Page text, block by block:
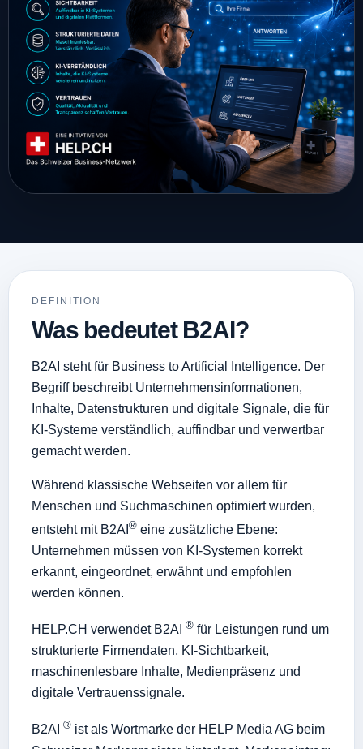
DEFINITION
Was bedeutet B2AI?
B2AI steht für Business to Artificial Intelligence. Der
Begriff beschreibt Unternehmensinformationen,
Inhalte, Datenstrukturen und digitale Signale, die für
KI-Systeme verständlich, auffindbar und verwertbar
gemacht werden.
Während klassische Webseiten vor allem für
Menschen und Suchmaschinen optimiert wurden,
entsteht mit B2AI ® eine zusätzliche Ebene:
Unternehmen müssen von KI-Systemen korrekt
erkannt, eingeordnet, erwähnt und empfohlen
werden können.
HELP.CH verwendet B2AI ® für Leistungen rund um
strukturierte Firmendaten, KI-Sichtbarkeit,
maschinenlesbare Inhalte, Medienpräsenz und
digitale Vertrauenssignale.
B2AI ® ist als Wortmarke der HELP Media AG beim